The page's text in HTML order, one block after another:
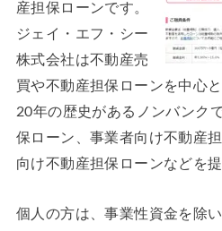
産担保ローンです。
ジェイ・エフ・シー
株式会社は不動産売
買や不動産担保ローンを中心
20年の歴史があるノンバンク
保ローン、事業者向け不動産
向け不動産担保ローンなどを
個人の方は、事業性資金を除